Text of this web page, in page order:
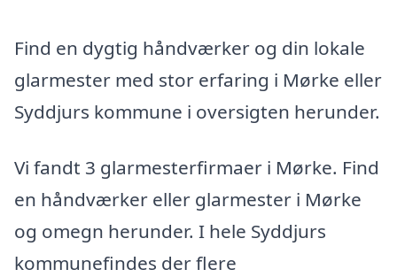
Find en dygtig håndværker og din lokale
glarmester med stor erfaring i Mørke eller
Syddjurs kommune i oversigten herunder.
Vi fandt 3 glarmesterfirmaer i Mørke. Find
en håndværker eller glarmester i Mørke
og omegn herunder. I hele Syddjurs
kommunefindes der flere